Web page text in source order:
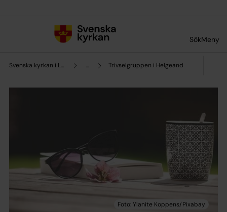
SökMeny
Svenska kyrkan i Lund ... Trivselgruppen i Helgeand